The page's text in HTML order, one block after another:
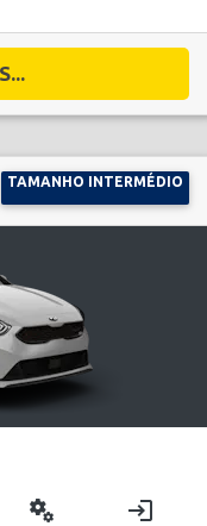
TAMANHO INTERMÉDIO
miscellaneous_services login